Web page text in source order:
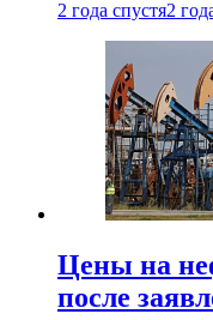
2 года спустя2
Цены на
после